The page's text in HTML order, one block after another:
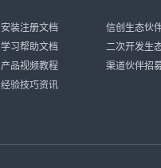
安装注册文档
学习帮助文档
产品视频教程
经验技巧资讯
信创生态伙
二次开发生
渠道伙伴招